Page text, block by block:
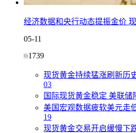
经济数据和央行动态提振金价
05-11
1739
现货黄金持续猛涨刷新历
03
国际现货黄金稳定 美联储
美国宏观数据疲软美元走
19
现货黄金交易开启缓慢下